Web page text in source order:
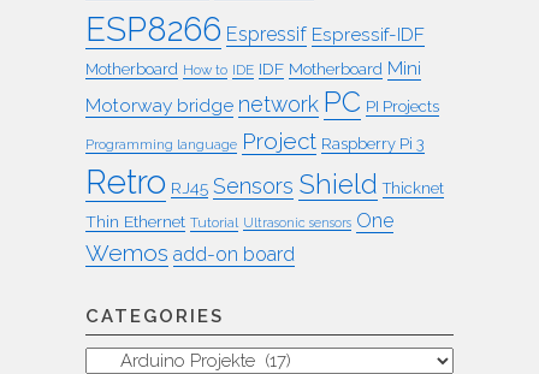
ESP8266 Espressif Espressif-IDF
Motherboard How to IDE IDF Motherboard Mini
Motorway bridge network PC PI Projects
Programming language Project Raspberry Pi 3
Retro RJ45 Sensors Shield Thicknet
Thin Ethernet Tutorial Ultrasonic sensors One
Wemos add-on board
CATEGORIES
Categories